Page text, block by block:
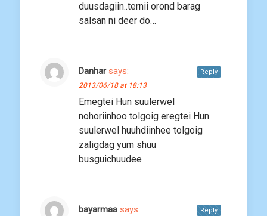
duusdagiin..ternii orond barag
salsan ni deer do…
Danhar says:
2013/06/18 at 18:13
Emegtei Hun suulerwel
nohoriinhoo tolgoig eregtei Hun
suulerwel huuhdiinhee tolgoig
zaligdag yum shuu
busguichuudee
Reply
bayarmaa says: Reply